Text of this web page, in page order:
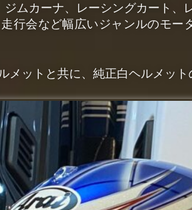
ムカーナ、レーシングカート、
行会など幅広いジャンルのモ
メットと共に、純正白ヘルメッ